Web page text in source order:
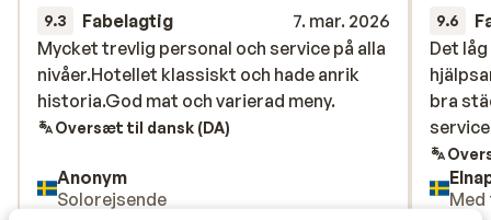
9.3 Fabelagtig
7. mar. 2026
Mycket trevlig personal och service på alla
nivåer.Hotellet klassiskt och hade anrik
historia.God mat och varierad meny.
Mycket trevlig personal och service på alla
nivåer.Hotellet klassiskt och hade anrik
historia.God mat och varierad meny.
Oversæt til dansk (DA)
Anonym
Solorejsende
9.6
Det
bra
Det
bra